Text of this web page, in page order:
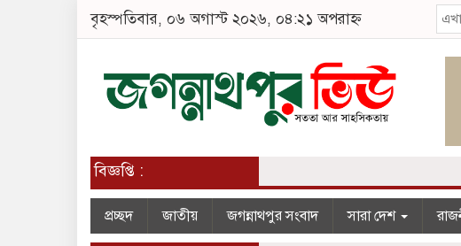
বৃহস্পতিবার, ০৬ অগাস্ট ২০২৬, ০৪:২১ অপরাহ্ন
বিজ্ঞপ্তি :
প্রচ্ছদ জাতীয় জগন্নাথপুর সংবাদ সারা দেশ